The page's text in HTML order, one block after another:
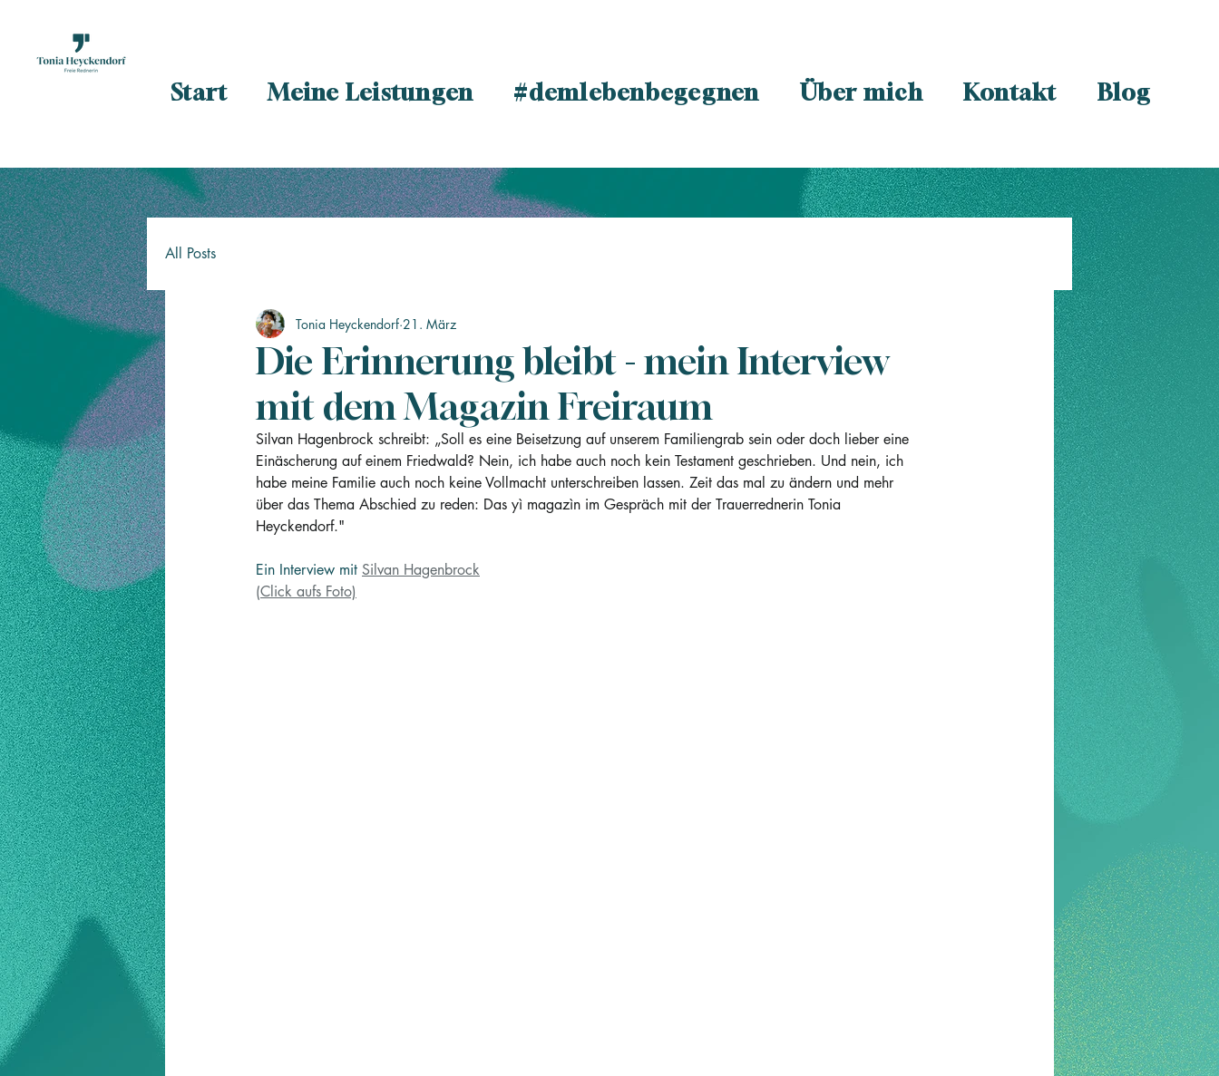
Start Meine Leistungen #demlebenbegegnen Über mich Kontakt Blog
All Posts
Die Erinnerung bleibt - mein Interview
mit dem Magazin Freiraum
Tonia Heyckendorf 21. März
Silvan Hagenbrock schreibt: „Soll es eine Beisetzung auf unserem Familiengrab sein oder doch lieber eine
Einäscherung auf einem Friedwald? Nein, ich habe auch noch kein Testament geschrieben. Und nein, ich
habe meine Familie auch noch keine Vollmacht unterschreiben lassen. Zeit das mal zu ändern und mehr
über das Thema Abschied zu reden: Das yì magazìn im Gespräch mit der Trauerrednerin Tonia
Heyckendorf."
Ein Interview mit Silvan Hagenbrock
(Click aufs Foto)